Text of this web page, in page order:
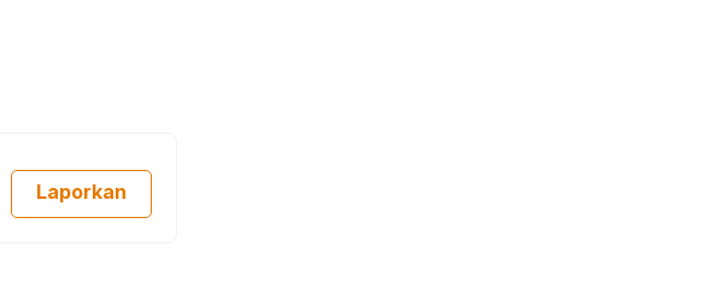
Laporkan